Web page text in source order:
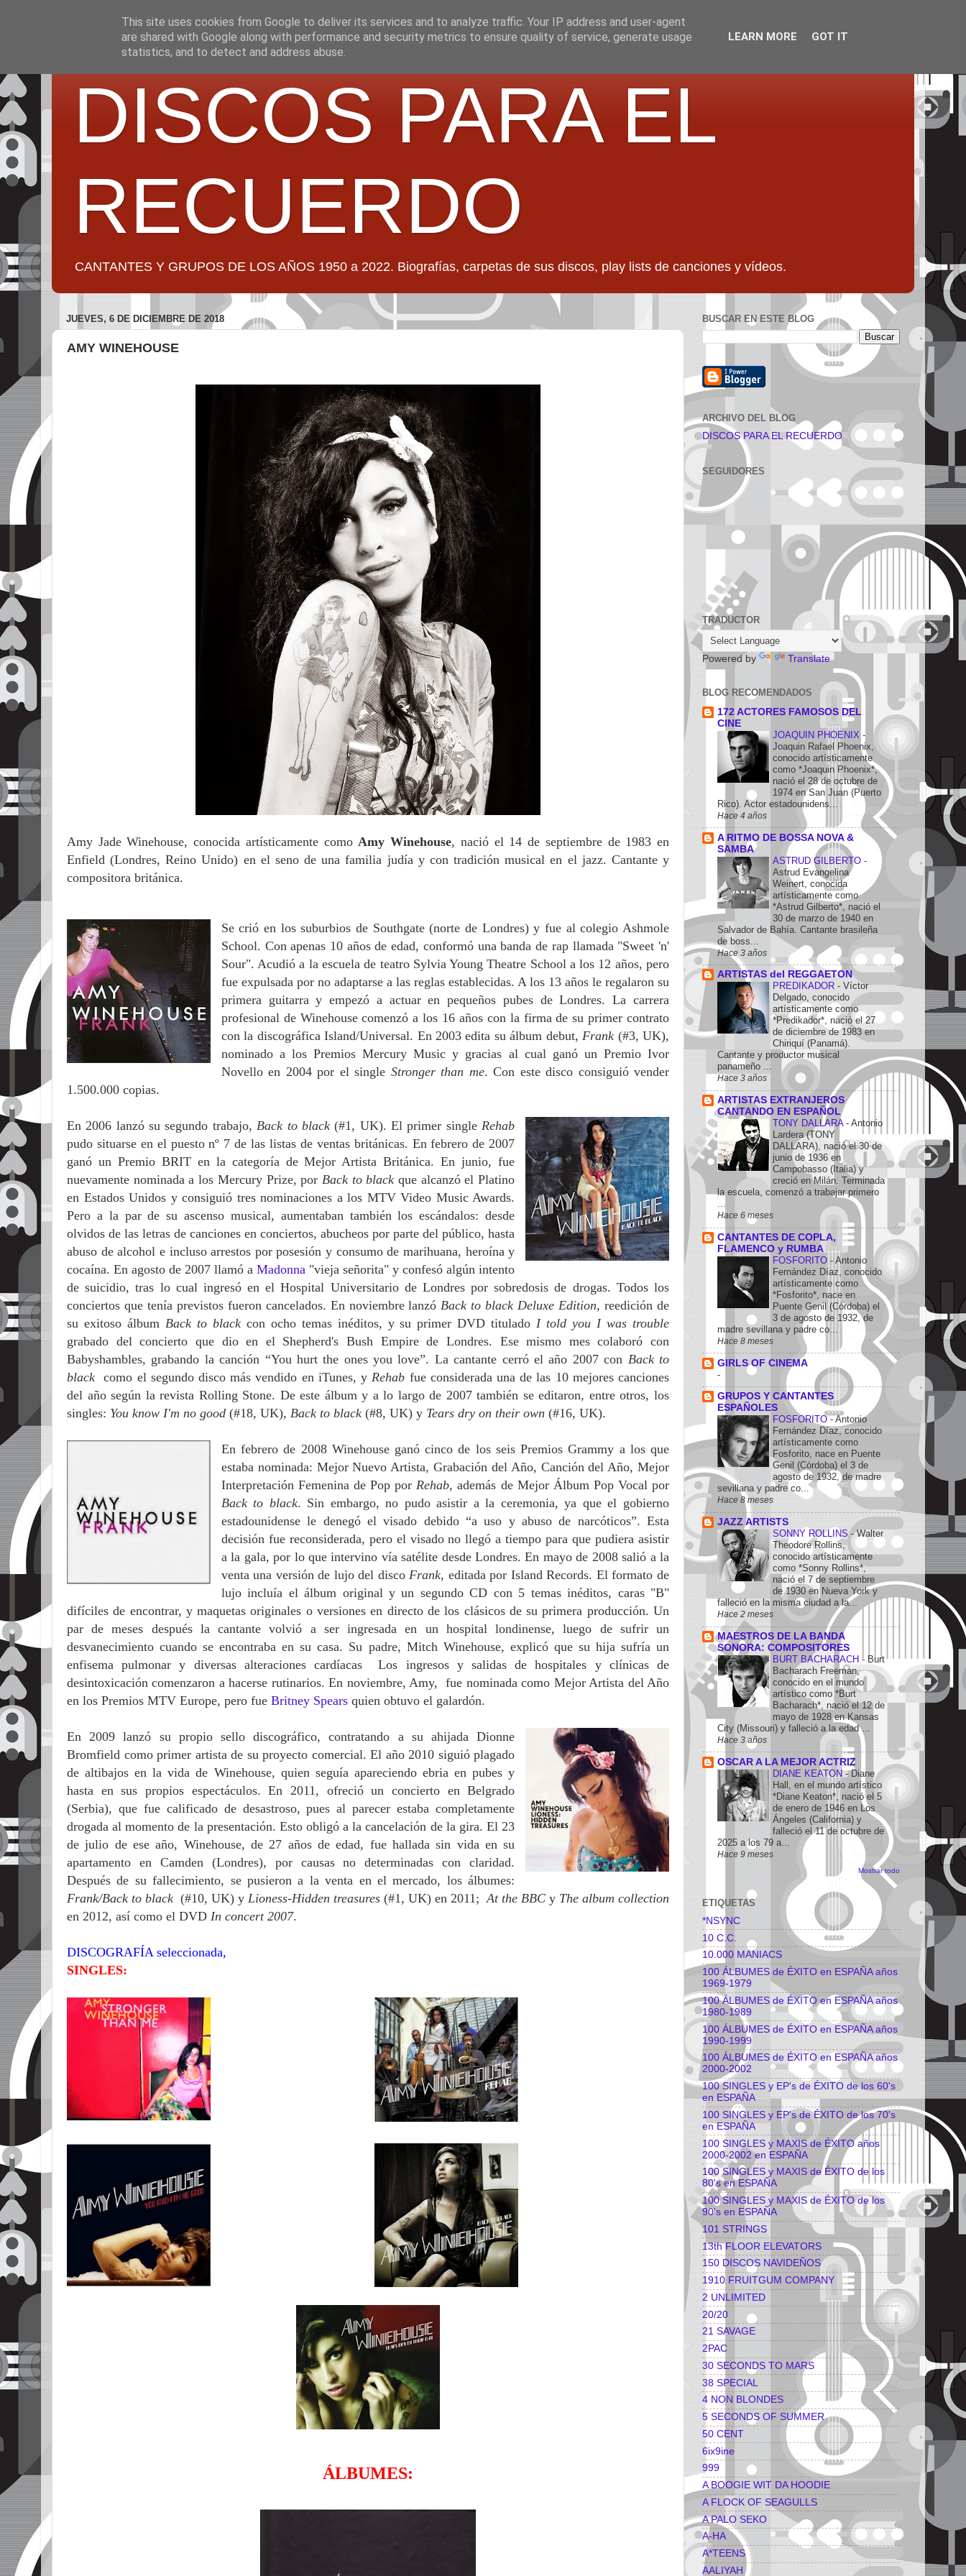
DISCOS PARA EL
RECUERDO
CANTANTES Y GRUPOS DE LOS AÑOS 1950 a 2022. Biografías, carpetas de sus discos, play lists de canciones y vídeos.
JUEVES, 6 DE DICIEMBRE DE 2018
AMY WINEHOUSE
Amy Jade Winehouse, conocida artísticamente comoAmy Winehouse, nació el 14 de septiembre de 1983 en
Enfield (Londres, Reino Unido) en el seno de una familia judía y con tradición musical en el jazz. Cantante y
compositora británica.
Se crió en los suburbios de Southgate (norte de Londres) y fue al colegio Ashmole
School. Con apenas 10 años de edad, conformó una banda de rap llamada "Sweet 'n'
Sour". Acudió a la escuela de teatro Sylvia Young Theatre School a los 12 años, pero
fue expulsada por no adaptarse a las reglas establecidas. A los 13 años le regalaron su
primera guitarra y empezó a actuar en pequeños pubes de Londres.La carrera
profesional de Winehouse comenzó a los 16 años con la firma de su primer contrato
con la discográfica Island/Universal. En 2003 edita su álbum debut,Frank (#3, UK),
nominado a los Premios Mercury Music y gracias al cual ganó un Premio Ivor
Novello en 2004 por el single Stronger than me. Con este disco consiguió vender
1.500.000 copias.
En 2006 lanzó su segundo trabajo,Back to black(#1, UK). El primer singleRehab
pudo situarse en el puesto nº 7 de las listas de ventas británicas. En febrero de 2007
ganó un Premio BRIT en la categoría de Mejor Artista Británica. En junio, fue
nuevamente nominada a los Mercury Prize, por Back to blackque alcanzó el Platino
en Estados Unidos y consiguió tres nominaciones a los MTV Video Music Awards.
Pero a la par de su ascenso musical, aumentaban también los escándalos: desde
olvidos de las letras de canciones en conciertos, abucheos por parte del público, hasta
abuso de alcohol e incluso arrestos por posesión y consumo de marihuana, heroína y
cocaína. En agosto de 2007 llamó aMadonna "vieja señorita" y confesó algún intento
de suicidio, tras lo cual ingresó en el Hospital Universitario de Londres por sobredosis de drogas. Todos los
conciertos que tenía previstos fueron cancelados. En noviembre lanzóBack to black Deluxe Edition, reedición de
su exitoso álbum Back to blackcon ocho temas inéditos, y su primer DVD tituladoI told you I was trouble
grabado del concierto que dio en el Shepherd's Bush Empire de Londres. Ese mismo mes colaboró con
Babyshambles, grabando la canción “You hurt the ones you love”. La cantante cerró el año 2007 con Back to
black como el segundo disco más vendido en iTunes, yRehab fue considerada una de las 10 mejores canciones
del año según la revista Rolling Stone. De este álbum y a lo largo de 2007 también se editaron, entre otros, los
singles: You know I'm no good (#18, UK), Back to black (#8, UK) y Tears dry on their own (#16, UK).
En febrero de 2008 Winehouse ganó cinco de los seis Premios Grammy a los que
estaba nominada: Mejor Nuevo Artista, Grabación del Año, Canción del Año, Mejor
Interpretación Femenina de Pop porRehab, además de Mejor Álbum Pop Vocal por
Back to black. Sin embargo, no pudo asistir a la ceremonia, ya que el gobierno
estadounidense le denegó el visado debido “a uso y abuso de narcóticos”. Esta
decisión fue reconsiderada, pero el visado no llegó a tiempo para que pudiera asistir
a la gala, por lo que intervino vía satélite desde Londres. En mayo de 2008 salió a la
venta una versión de lujo del discoFrank, editada por Island Records. El formato de
lujo incluía el álbum original y un segundo CD con 5 temas inéditos, caras "B"
difíciles de encontrar, y maquetas originales o versiones en directo de los clásicos de su primera producción. Un
par de meses después la cantante volvió a ser ingresada en un hospital londinense, luego de sufrir un
desvanecimiento cuando se encontraba en su casa. Su padre, Mitch Winehouse, explicó que su hija sufría un
enfisema pulmonar y diversas alteraciones cardíacas Los ingresos y salidas de hospitales y clínicas de
desintoxicación comenzaron a hacerse rutinarios. En noviembre, Amy, fue nominada como Mejor Artista del Año
en los Premios MTV Europe, pero fue Britney Spears quien obtuvo el galardón.
En 2009 lanzó su propio sello discográfico, contratando a su ahijada Dionne
Bromfield como primer artista de su proyecto comercial. El año 2010 siguió plagado
de altibajos en la vida de Winehouse, quien seguía apareciendo ebria en pubes y
hasta en sus propios espectáculos. En 2011, ofreció un concierto en Belgrado
(Serbia), que fue calificado de desastroso, pues al parecer estaba completamente
drogada al momento de la presentación. Esto obligó a la cancelación de la gira. El 23
de julio de ese año, Winehouse, de 27 años de edad, fue hallada sin vida en su
apartamento en Camden (Londres), por causas no determinadas con claridad.
Después de su fallecimiento, se pusieron a la venta en el mercado, los álbumes:
Frank/Back to black (#10, UK) y Lioness-Hidden treasures (#1, UK) en 2011;At the BBC y The album collection
en 2012, así como el DVD In concert 2007.
DISCOGRAFÍA seleccionada,
SINGLES:
ÁLBUMES:
BUSCAR EN ESTE BLOG
ARCHIVO DEL BLOG
DISCOS PARA EL RECUERDO
SEGUIDORES
TRADUCTOR
Powered by Translate
BLOG RECOMENDADOS
172 ACTORES FAMOSOS DEL
CINE
JOAQUIN PHOENIX -
Joaquin Rafael Phoenix,
conocido artísticamente
como *Joaquin Phoenix*,
nació el 28 de octubre de
1974 en San Juan (Puerto
Rico). Actor estadounidens...
Hace 4 años
A RITMO DE BOSSA NOVA &
SAMBA
ASTRUD GILBERTO -
Astrud Evangelina
Weinert, conocida
artísticamente como
*Astrud Gilberto*, nació el
30 de marzo de 1940 en
Salvador de Bahía. Cantante brasileña
de boss...
Hace 3 años
ARTISTAS del REGGAETON
PREDIKADOR - Víctor
Delgado, conocido
artísticamente como
*Predikador*, nació el 27
de diciembre de 1983 en
Chiriquí (Panamá).
Cantante y productor musical
panameño ...
Hace 3 años
ARTISTAS EXTRANJEROS
CANTANDO EN ESPAÑOL
TONY DALLARA - Antonio
Lardera (TONY
DALLARA), nació el 30 de
junio de 1936 en
Campobasso (Italia) y
creció en Milán. Terminada
la escuela, comenzó a trabajar primero
...
Hace 6 meses
CANTANTES DE COPLA,
FLAMENCO y RUMBA
FOSFORITO - Antonio
Fernández Díaz, conocido
artísticamente como
*Fosforito*, nace en
Puente Genil (Córdoba) el
3 de agosto de 1932, de
madre sevillana y padre co...
Hace 8 meses
GIRLS OF CINEMA
-
GRUPOS Y CANTANTES
ESPAÑOLES
FOSFORITO-Antonio
Fernández Díaz, conocido
artísticamente como
Fosforito, nace en Puente
Genil (Córdoba) el 3 de
agosto de 1932, de madre
sevillana y padre co...
Hace 8 meses
JAZZ ARTISTS
SONNY ROLLINS-Walter
Theodore Rollins,
conocido artísticamente
como *Sonny Rollins*,
nació el 7 de septiembre
de 1930 en Nueva York y
falleció en la misma ciudad a la...
Hace 2 meses
MAESTROS DE LA BANDA
SONORA: COMPOSITORES
BURT BACHARACH - Burt
Bacharach Freeman,
conocido en el mundo
artístico como *Burt
Bacharach*, nació el 12 de
mayo de 1928 en Kansas
City (Missouri) y falleció a la edad ...
Hace 3 años
OSCAR A LA MEJOR ACTRIZ
DIANE KEATON-Diane
Hall, en el mundo artístico
*Diane Keaton*, nació el 5
de enero de 1946 en Los
Ángeles (California) y
falleció el 11 de octubre de
2025 a los 79 a...
Hace 9 meses
Mostrar todo
ETIQUETAS
*NSYNC
10 C.C.
10.000 MANIACS
100 ÁLBUMES de ÉXITO en ESPAÑA años
1969-1979
100 ÁLBUMES de ÉXITO en ESPAÑA años
1980-1989
100 ÁLBUMES de ÉXITO en ESPAÑA años
1990-1999
100 ÁLBUMES de ÉXITO en ESPAÑA años
2000-2002
100 SINGLES y EP's de ÉXITO de los 60's
en ESPAÑA
100 SINGLES y EP's de ÉXITO de los 70's
en ESPAÑA
100 SINGLES y MAXIS de ÉXITO años
2000-2002 en ESPAÑA
100 SINGLES y MAXIS de ÉXITO de los
80's en ESPAÑA
100 SINGLES y MAXIS de ÉXITO de los
90's en ESPAÑA
101 STRINGS
13th FLOOR ELEVATORS
150 DISCOS NAVIDEÑOS
1910 FRUITGUM COMPANY
2 UNLIMITED
20/20
21 SAVAGE
2PAC
30 SECONDS TO MARS
38 SPECIAL
4 NON BLONDES
5 SECONDS OF SUMMER
50 CENT
6ix9ine
999
A BOOGIE WIT DA HOODIE
A FLOCK OF SEAGULLS
A PALO SEKO
A-HA
A*TEENS
AALIYAH
This site uses cookies from Google to deliver its services and to analyze traffic. Your IP address and user-agent
are shared with Google along with performance and security metrics to ensure quality of service, generate usage
statistics, and to detect and address abuse.
LEARN MORE GOT IT